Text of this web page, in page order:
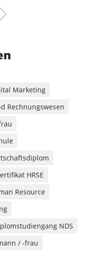
Marketing
Rechnungswesen
HRSE
Resource
NDS
/ -frau